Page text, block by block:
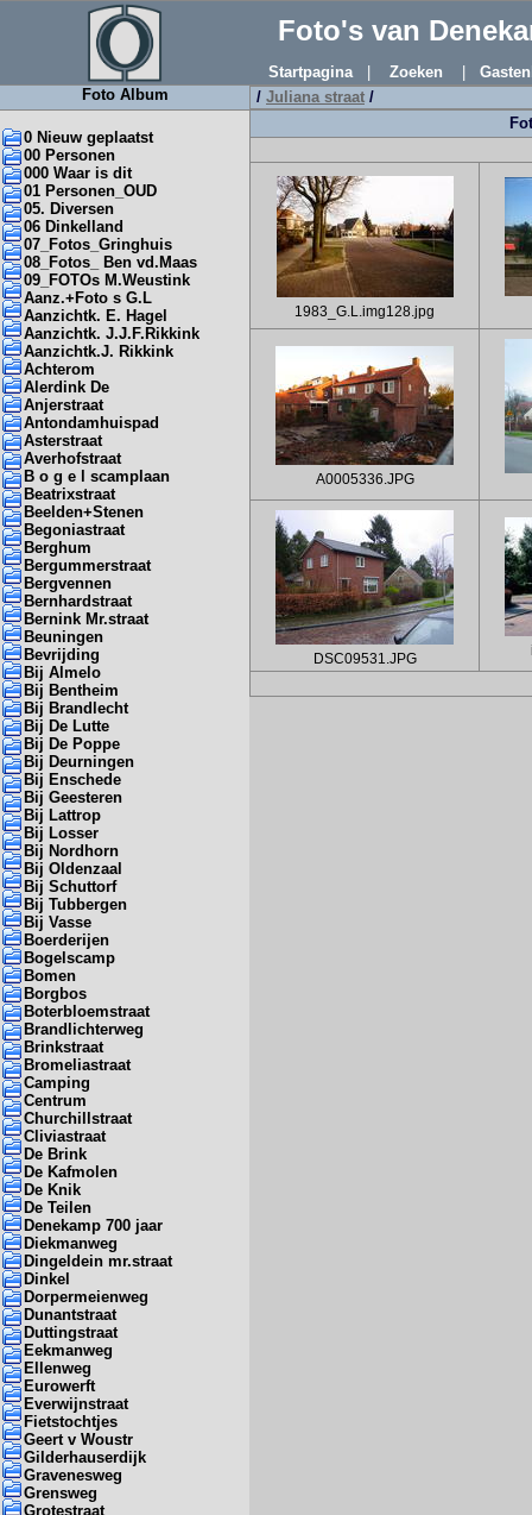
Foto's van
Startpagina| Zoeken
Foto Album
0 Nieuw geplaatst
00 Personen
000 Waar is dit
01 Personen_OUD
05. Diversen
06 Dinkelland
07_Fotos_Gringhuis
08_Fotos_ Ben vd.Maas
09_FOTOs M.Weustink
Aanz.+Foto s G.L
Aanzichtk. E. Hagel
Aanzichtk. J.J.F.Rikkink
Aanzichtk.J. Rikkink
Achterom
Alerdink De
Anjerstraat
Antondamhuispad
Asterstraat
Averhofstraat
B o g e l scamplaan
Beatrixstraat
Beelden+Stenen
Begoniastraat
Berghum
Bergummerstraat
Bergvennen
Bernhardstraat
Bernink Mr.straat
Beuningen
Bevrijding
Bij Almelo
Bij Bentheim
Bij Brandlecht
Bij De Lutte
Bij De Poppe
Bij Deurningen
Bij Enschede
Bij Geesteren
Bij Lattrop
Bij Losser
Bij Nordhorn
Bij Oldenzaal
Bij Schuttorf
Bij Tubbergen
Bij Vasse
Boerderijen
Bogelscamp
Bomen
Borgbos
Boterbloemstraat
Brandlichterweg
Brinkstraat
Bromeliastraat
Camping
Centrum
Churchillstraat
Cliviastraat
De Brink
De Kafmolen
De Knik
De Teilen
Denekamp 700 jaar
Diekmanweg
Dingeldein mr.straat
Dinkel
Dorpermeienweg
Dunantstraat
Duttingstraat
Eekmanweg
Ellenweg
Eurowerft
Everwijnstraat
Fietstochtjes
Geert v Woustr
Gilderhauserdijk
Gravenesweg
Grensweg
Grotestraat
/ Juliana straat /
1983_G.L.img128.jpg
A0005336.JPG
DSC09531.JPG